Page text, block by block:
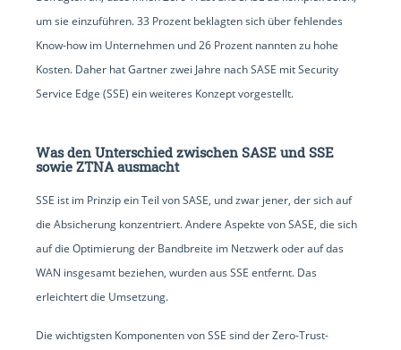
um sie einzuführen. 33 Prozent beklagten sich über fehlendes
Know-how im Unternehmen und 26 Prozent nannten zu hohe
Kosten. Daher hat Gartner zwei Jahre nach SASE mit Security
Service Edge (SSE) ein weiteres Konzept vorgestellt.
Was den Unterschied zwischen SASE und SSE
sowie ZTNA ausmacht
SSE ist im Prinzip ein Teil von SASE, und zwar jener, der sich auf
die Absicherung konzentriert. Andere Aspekte von SASE, die sich
auf die Optimierung der Bandbreite im Netzwerk oder auf das
WAN insgesamt beziehen, wurden aus SSE entfernt. Das
erleichtert die Umsetzung.
Die wichtigsten Komponenten von SSE sind der Zero-Trust-